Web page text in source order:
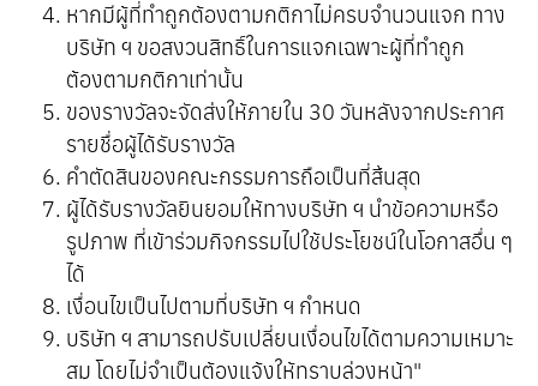
หากมีผู้ที่ทำถูกต้องตามกติกาไม่ครบจำนวนแจก ทาง
บริษัท ฯ ขอสงวนสิทธิ์ในการแจกเฉพาะผู้ที่ทำถูก
ต้องตามกติกาเท่านั้น
ของรางวัลจะจัดส่งให้ภายใน 30 วันหลังจากประกาศ
รายชื่อผู้ได้รับรางวัล
คำตัดสินของคณะกรรมการถือเป็นที่สิ้นสุด
ผู้ได้รับรางวัลยินยอมให้ทางบริษัท ฯ นำข้อความหรือ
รูปภาพ ที่เข้าร่วมกิจกรรมไปใช้ประโยชน์ในโอกาสอื่น ๆ
ได้
เงื่อนไขเป็นไปตามที่บริษัท ฯ กำหนด
บริษัท ฯ สามารถปรับเปลี่ยนเงื่อนไขได้ตามความเหมาะ
สม โดยไม่จำเป็นต้องแจ้งให้ทราบล่วงหน้า"